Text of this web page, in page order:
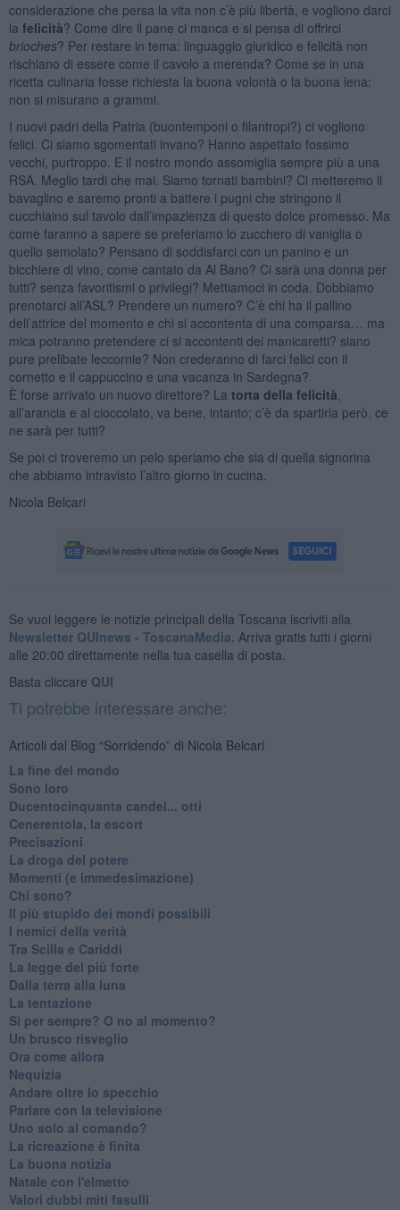
considerazione che persa la vita non c’è più libertà, e vogliono darci
la felicità? Come dire il pane ci manca e si pensa di offrirci
brioches? Per restare in tema: linguaggio giuridico e felicità non
rischiano di essere come il cavolo a merenda? Come se in una
ricetta culinaria fosse richiesta la buona volontà o la buona lena:
non si misurano a grammi.
I nuovi padri della Patria (buontemponi o filantropi?) ci vogliono
felici. Ci siamo sgomentati invano? Hanno aspettato fossimo
vecchi, purtroppo. E il nostro mondo assomiglia sempre più a una
RSA. Meglio tardi che mai. Siamo tornati bambini? Ci metteremo il
bavaglino e saremo pronti a battere i pugni che stringono il
cucchiaino sul tavolo dall’impazienza di questo dolce promesso. Ma
come faranno a sapere se preferiamo lo zucchero di vaniglia o
quello semolato? Pensano di soddisfarci con un panino e un
bicchiere di vino, come cantato da Al Bano? Ci sarà una donna per
tutti? senza favoritismi o privilegi? Mettiamoci in coda. Dobbiamo
prenotarci all’ASL? Prendere un numero? C’è chi ha il pallino
dell’attrice del momento e chi si accontenta di una comparsa… ma
mica potranno pretendere ci si accontenti dei manicaretti? siano
pure prelibate leccornie? Non crederanno di farci felici con il
cornetto e il cappuccino e una vacanza in Sardegna?
È forse arrivato un nuovo direttore? La torta della felicità
all’arancia e al cioccolato, va bene, intanto; c’è da spartirla però, ce
ne sarà per tutti?
Se poi ci troveremo un pelo speriamo che sia di quella signorina
che abbiamo intravisto l’altro giorno in cucina.
Nicola Belcari
Se vuoi leggere le notizie principali della Toscana iscriviti alla
Newsletter QUInews - ToscanaMedia. Arriva gratis tutti i giorni
alle 20:00 direttamente nella tua casella di posta.
Basta cliccare QUI
Ti potrebbe interessare anche:
Articoli dal Blog “Sorridendo” di Nicola Belcari
La fine del mondo
Sono loro
Ducentocinquanta candel... otti
Cenerentola, la escort
Precisazioni
La droga del potere
Momenti (e immedesimazione)
Chi sono?
Il più stupido dei mondi possibili
I nemici della verità
Tra Scilla e Cariddi
La legge del più forte
Dalla terra alla luna
La tentazione
​Sì per sempre? O no al momento?
Un brusco risveglio
Ora come allora
Nequizia
Andare oltre lo specchio
Parlare con la televisione
Uno solo al comando?
La ricreazione è finita
La buona notizia
Natale con l'elmetto
Valori dubbi miti fasulli